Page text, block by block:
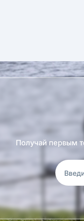
Получай первым